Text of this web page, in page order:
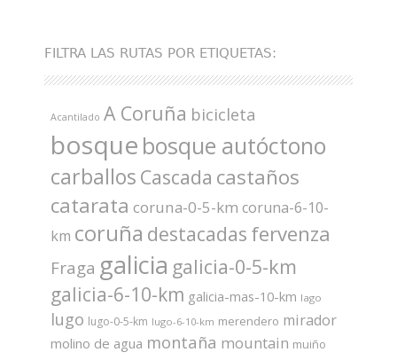
FILTRA LAS RUTAS POR ETIQUETAS:
Acantilado A Coruña bicicleta
bosque bosque autóctono
carballos Cascada castaños
catarata coruna-0-5-km coruna-6-10-
km coruña destacadas fervenza
Fraga galicia galicia-0-5-km
galicia-6-10-km galicia-mas-10-km lago
lugo lugo-0-5-km lugo-6-10-km merendero mirador
molino de agua montaña mountain muiño